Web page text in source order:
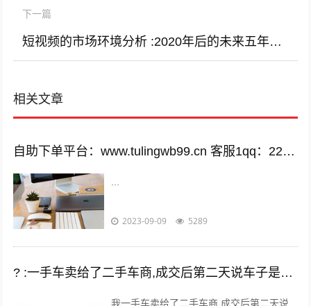
下一篇
短视频的市场环境分析 :2020年后的未来五年市场环境是怎么样的？
相关文章
自助下单平台：www.tulingwb99.cn 客服1qq：2221028208 客服2qq：2221028208
2023-09-09 5289
? :一手车卖给了二手车商,成交后第二天说车子是事故车，说隐瞒事实？
我一手车卖给了二手车商,成交后第二天说